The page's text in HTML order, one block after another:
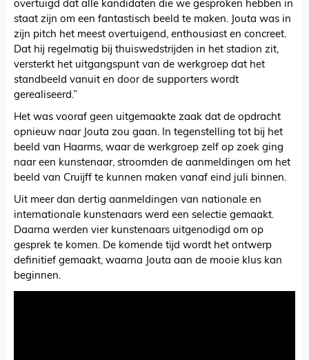
overtuigd dat alle kandidaten die we gesproken hebben in
staat zijn om een fantastisch beeld te maken. Jouta was in
zijn pitch het meest overtuigend, enthousiast en concreet.
Dat hij regelmatig bij thuiswedstrijden in het stadion zit,
versterkt het uitgangspunt van de werkgroep dat het
standbeeld vanuit en door de supporters wordt
gerealiseerd.”
Het was vooraf geen uitgemaakte zaak dat de opdracht
opnieuw naar Jouta zou gaan. In tegenstelling tot bij het
beeld van Haarms, waar de werkgroep zelf op zoek ging
naar een kunstenaar, stroomden de aanmeldingen om het
beeld van Cruijff te kunnen maken vanaf eind juli binnen.
Uit meer dan dertig aanmeldingen van nationale en
internationale kunstenaars werd een selectie gemaakt.
Daarna werden vier kunstenaars uitgenodigd om op
gesprek te komen. De komende tijd wordt het ontwerp
definitief gemaakt, waarna Jouta aan de mooie klus kan
beginnen.